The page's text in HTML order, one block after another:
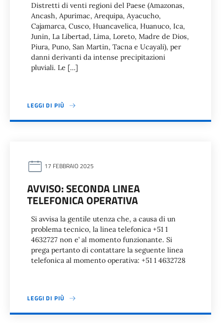
Distretti di venti regioni del Paese (Amazonas,
Ancash, Apurimac, Arequipa, Ayacucho,
Cajamarca, Cusco, Huancavelica, Huanuco, Ica,
Junin, La Libertad, Lima, Loreto, Madre de Dios,
Piura, Puno, San Martin, Tacna e Ucayali), per
danni derivanti da intense precipitazioni
pluviali. Le […]
LEGGI DI PIÙ
17 FEBBRAIO 2025
AVVISO: SECONDA LINEA
TELEFONICA OPERATIVA
Si avvisa la gentile utenza che, a causa di un
problema tecnico, la linea telefonica +51 1
4632727 non e’ al momento funzionante. Si
prega pertanto di contattare la seguente linea
telefonica al momento operativa: +51 1 4632728
LEGGI DI PIÙ